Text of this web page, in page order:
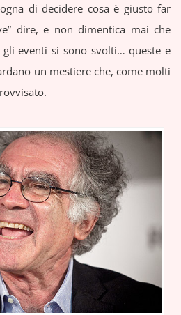
di decidere cosa è giusto far
dire, e non dimentica mai che
eventi si sono svolti… queste e
un mestiere che, come molti